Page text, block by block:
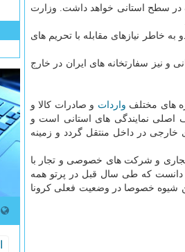
سطح استانی خواهد داشت. وزارت
خاطر نیازهای مقابله با تحریم های
و نیز سفارتخانه های ایران در خارج
های مختلف واردات و صادرات کالا و
اصلی نمایندگی های استانی است و
خارجی در داخل منتقل گردد و زمینه
تجاری و شرکت های خصوصی و تجار با
که طی سال قبل در پرتو همه
شیوه خصوصا در وضعیت فعلی کرونا